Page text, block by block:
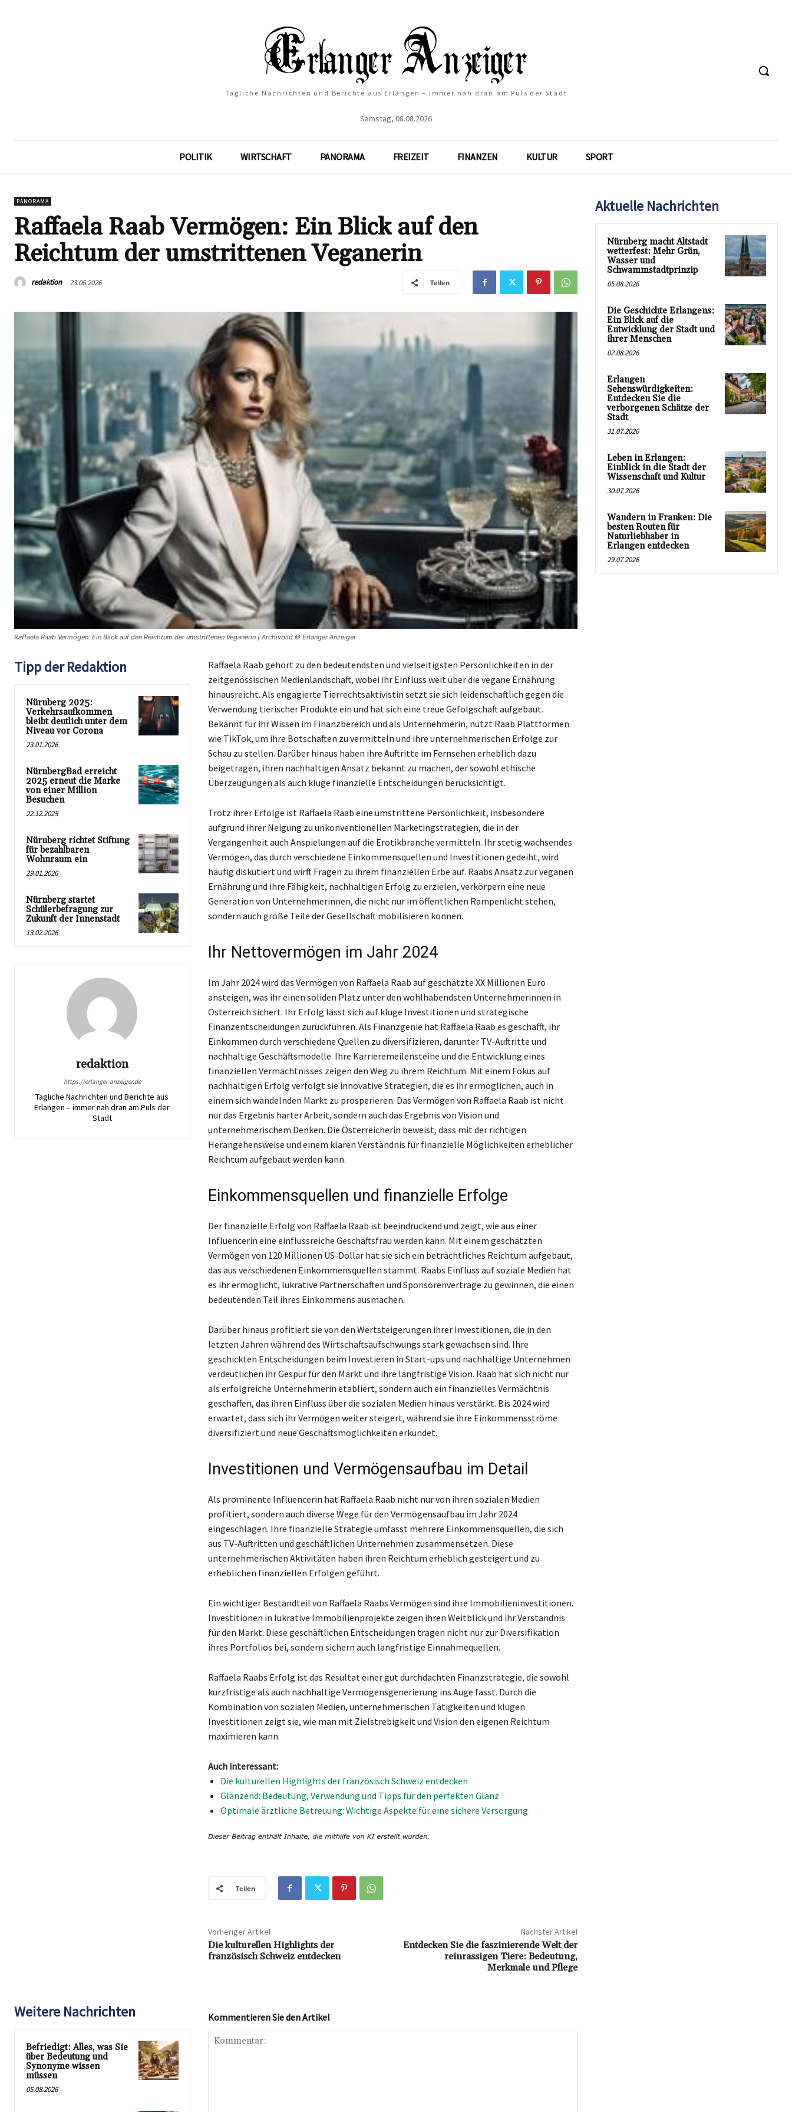
Tägliche Nachrichten und Berichte aus Erlangen – immer nah dran am Puls der Stadt
Samstag, 08.08.2026
POLITIK WIRTSCHAFT PANORAMA FREIZEIT FINANZEN KULTUR SPORT
PANORAMA
Raffaela Raab Vermögen: Ein Blick auf den
Reichtum der umstrittenen Veganerin
redaktion 23.06.2026 Teilen
Raffaela Raab Vermögen: Ein Blick auf den Reichtum der umstrittenen Veganerin | Archivbild © Erlanger Anzeiger
Tipp der Redaktion
Nürnberg 2025:
Verkehrsaufkommen
bleibt deutlich unter dem
Niveau vor Corona
23.01.2026
NürnbergBad erreicht
2025 erneut die Marke
von einer Million
Besuchen
22.12.2025
Nürnberg richtet Stiftung
für bezahlbaren
Wohnraum ein
29.01.2026
Nürnberg startet
Schülerbefragung zur
Zukunft der Innenstadt
13.02.2026
redaktion
https://erlanger-anzeiger.de
Tägliche Nachrichten und Berichte aus
Erlangen – immer nah dran am Puls der
Stadt
Raffaela Raab gehört zu den bedeutendsten und vielseitigsten Persönlichkeiten in der
zeitgenössischen Medienlandschaft, wobei ihr Einfluss weit über die vegane Ernährung
hinausreicht. Als engagierte Tierrechtsaktivistin setzt sie sich leidenschaftlich gegen die
Verwendung tierischer Produkte ein und hat sich eine treue Gefolgschaft aufgebaut.
Bekannt für ihr Wissen im Finanzbereich und als Unternehmerin, nutzt Raab Plattformen
wie TikTok, um ihre Botschaften zu vermitteln und ihre unternehmerischen Erfolge zur
Schau zu stellen. Darüber hinaus haben ihre Auftritte im Fernsehen erheblich dazu
beigetragen, ihren nachhaltigen Ansatz bekannt zu machen, der sowohl ethische
Überzeugungen als auch kluge finanzielle Entscheidungen berücksichtigt.
Trotz ihrer Erfolge ist Raffaela Raab eine umstrittene Persönlichkeit, insbesondere
aufgrund ihrer Neigung zu unkonventionellen Marketingstrategien, die in der
Vergangenheit auch Anspielungen auf die Erotikbranche vermitteln. Ihr stetig wachsendes
Vermögen, das durch verschiedene Einkommensquellen und Investitionen gedeiht, wird
häufig diskutiert und wirft Fragen zu ihrem finanziellen Erbe auf. Raabs Ansatz zur veganen
Ernährung und ihre Fähigkeit, nachhaltigen Erfolg zu erzielen, verkörpern eine neue
Generation von Unternehmerinnen, die nicht nur im öffentlichen Rampenlicht stehen,
sondern auch große Teile der Gesellschaft mobilisieren können.
Ihr Nettovermögen im Jahr 2024
Im Jahr 2024 wird das Vermögen von Raffaela Raab auf geschätzte XX Millionen Euro
ansteigen, was ihr einen soliden Platz unter den wohlhabendsten Unternehmerinnen in
Österreich sichert. Ihr Erfolg lässt sich auf kluge Investitionen und strategische
Finanzentscheidungen zurückführen. Als Finanzgenie hat Raffaela Raab es geschafft, ihr
Einkommen durch verschiedene Quellen zu diversifizieren, darunter TV-Auftritte und
nachhaltige Geschäftsmodelle. Ihre Karrieremeilensteine und die Entwicklung eines
finanziellen Vermächtnisses zeigen den Weg zu ihrem Reichtum. Mit einem Fokus auf
nachhaltigen Erfolg verfolgt sie innovative Strategien, die es ihr ermöglichen, auch in
einem sich wandelnden Markt zu prosperieren. Das Vermögen von Raffaela Raab ist nicht
nur das Ergebnis harter Arbeit, sondern auch das Ergebnis von Vision und
unternehmerischem Denken. Die Österreicherin beweist, dass mit der richtigen
Herangehensweise und einem klaren Verständnis für finanzielle Möglichkeiten erheblicher
Reichtum aufgebaut werden kann.
Einkommensquellen und finanzielle Erfolge
Der finanzielle Erfolg von Raffaela Raab ist beeindruckend und zeigt, wie aus einer
Influencerin eine einflussreiche Geschäftsfrau werden kann. Mit einem geschätzten
Vermögen von 120 Millionen US-Dollar hat sie sich ein beträchtliches Reichtum aufgebaut,
das aus verschiedenen Einkommensquellen stammt. Raabs Einfluss auf soziale Medien hat
es ihr ermöglicht, lukrative Partnerschaften und Sponsorenverträge zu gewinnen, die einen
bedeutenden Teil ihres Einkommens ausmachen.
Darüber hinaus profitiert sie von den Wertsteigerungen ihrer Investitionen, die in den
letzten Jahren während des Wirtschaftsaufschwungs stark gewachsen sind. Ihre
geschickten Entscheidungen beim Investieren in Start-ups und nachhaltige Unternehmen
verdeutlichen ihr Gespür für den Markt und ihre langfristige Vision. Raab hat sich nicht nur
als erfolgreiche Unternehmerin etabliert, sondern auch ein finanzielles Vermächtnis
geschaffen, das ihren Einfluss über die sozialen Medien hinaus verstärkt. Bis 2024 wird
erwartet, dass sich ihr Vermögen weiter steigert, während sie ihre Einkommensströme
diversifiziert und neue Geschäftsmöglichkeiten erkundet.
Investitionen und Vermögensaufbau im Detail
Als prominente Influencerin hat Raffaela Raab nicht nur von ihren sozialen Medien
profitiert, sondern auch diverse Wege für den Vermögensaufbau im Jahr 2024
eingeschlagen. Ihre finanzielle Strategie umfasst mehrere Einkommensquellen, die sich
aus TV-Auftritten und geschäftlichen Unternehmen zusammensetzen. Diese
unternehmerischen Aktivitäten haben ihren Reichtum erheblich gesteigert und zu
erheblichen finanziellen Erfolgen geführt.
Ein wichtiger Bestandteil von Raffaela Raabs Vermögen sind ihre Immobilieninvestitionen.
Investitionen in lukrative Immobilienprojekte zeigen ihren Weitblick und ihr Verständnis
für den Markt. Diese geschäftlichen Entscheidungen tragen nicht nur zur Diversifikation
ihres Portfolios bei, sondern sichern auch langfristige Einnahmequellen.
Raffaela Raabs Erfolg ist das Resultat einer gut durchdachten Finanzstrategie, die sowohl
kurzfristige als auch nachhaltige Vermögensgenerierung ins Auge fasst. Durch die
Kombination von sozialen Medien, unternehmerischen Tätigkeiten und klugen
Investitionen zeigt sie, wie man mit Zielstrebigkeit und Vision den eigenen Reichtum
maximieren kann.
Auch interessant:
Die kulturellen Highlights der französisch Schweiz entdecken
Glänzend: Bedeutung, Verwendung und Tipps für den perfekten Glanz
Optimale ärztliche Betreuung: Wichtige Aspekte für eine sichere Versorgung
Teilen
Vorheriger Artikel
Die kulturellen Highlights der
französisch Schweiz entdecken
Nächster Artikel
Entdecken Sie die faszinierende Welt der
reinrassigen Tiere: Bedeutung,
Merkmale und Pflege
Weitere Nachrichten
Befriedigt: Alles, was Sie
über Bedeutung und
Synonyme wissen
müssen
05.08.2026
Kommentieren Sie den Artikel
Aktuelle Nachrichten
Nürnberg macht Altstadt
wetterfest: Mehr Grün,
Wasser und
Schwammstadtprinzip
05.08.2026
Die Geschichte Erlangens:
Ein Blick auf die
Entwicklung der Stadt und
ihrer Menschen
02.08.2026
Erlangen
Sehenswürdigkeiten:
Entdecken Sie die
verborgenen Schätze der
Stadt
31.07.2026
Leben in Erlangen:
Einblick in die Stadt der
Wissenschaft und Kultur
30.07.2026
Wandern in Franken: Die
besten Routen für
Naturliebhaber in
Erlangen entdecken
29.07.2026